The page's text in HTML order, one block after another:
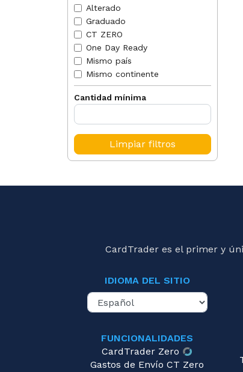
Alterado
Graduado
CT ZERO
One Day Ready
Mismo país
Mismo continente
Cantidad mínima
Limpiar filtros
CardTrader es el primer y
IDIOMA DEL SITIO
FUNCIONALIDADES
CardTrader Zero
Gastos de Envío CT Zero